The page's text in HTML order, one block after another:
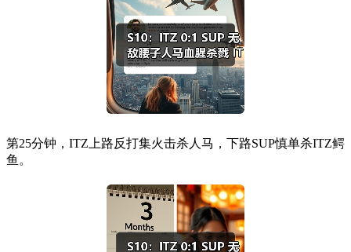
第25分钟，ITZ上路反打集火击杀人马，下路SUP慎单杀ITZ鳄
鱼。